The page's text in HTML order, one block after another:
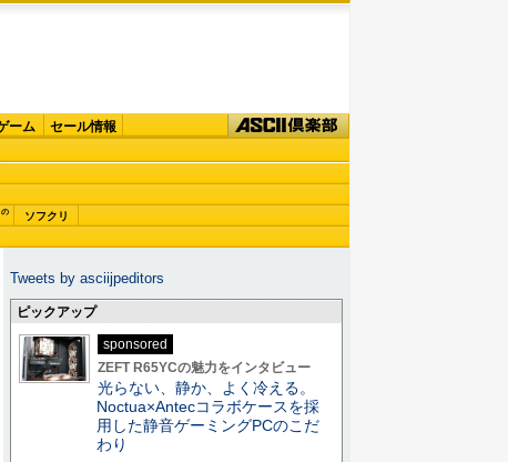
ーム セール情報
の
ソフクリ
Tweets by asciijpeditors
ピックアップ
sponsored
ZEFT R65YCの魅力をインタビュー
光らない、静か、よく冷える。
Noctua×Antecコラボケースを採
用した静音ゲーミングPCのこだ
わり